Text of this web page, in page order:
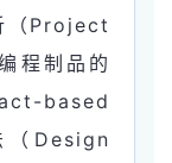
（Project
程制品的
Design